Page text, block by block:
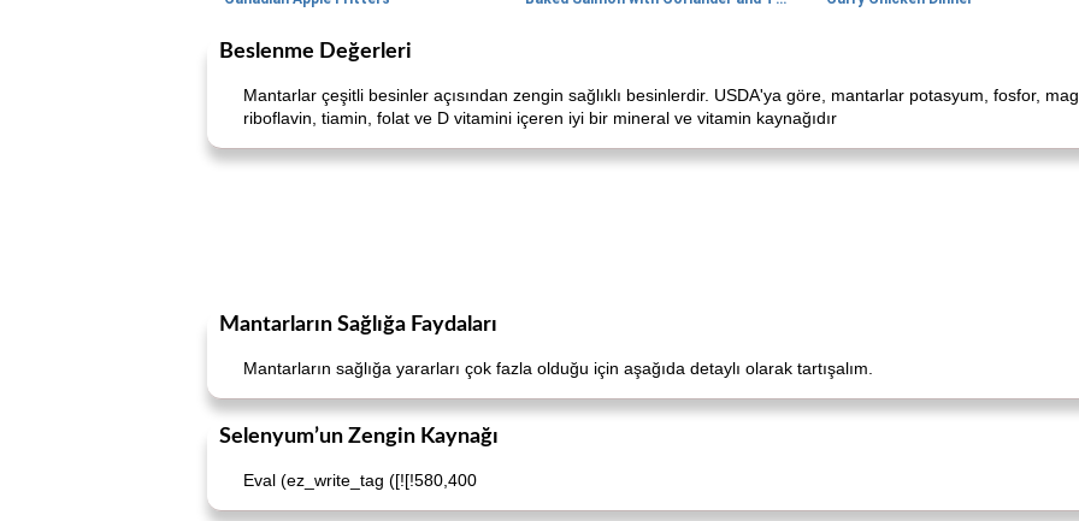
Beslenme Değerleri
Mantarlar çeşitli besinler açısından zengin sağlıklı besinlerdir. USDA'ya göre, mantarlar potasyum, fosfor,
riboflavin, tiamin, folat ve D vitamini içeren iyi bir mineral ve vitamin kaynağıdır
Mantarların Sağlığa Faydaları
Mantarların sağlığa yararları çok fazla olduğu için aşağıda detaylı olarak tartışalım.
Selenyum’un Zengin Kaynağı
Eval (ez_write_tag ([![!580,400